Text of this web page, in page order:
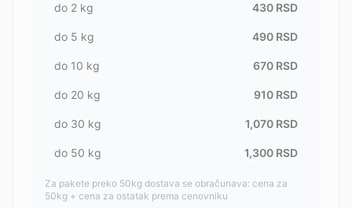
do 2 kg 430 RSD
do 5 kg 490 RSD
do 10 kg 670 RSD
do 20 kg 910 RSD
do 30 kg 1,070 RSD
do 50 kg 1,300 RSD
Za pakete preko 50kg dostava se obračunava: cena za
50kg + cena za ostatak prema cenovniku